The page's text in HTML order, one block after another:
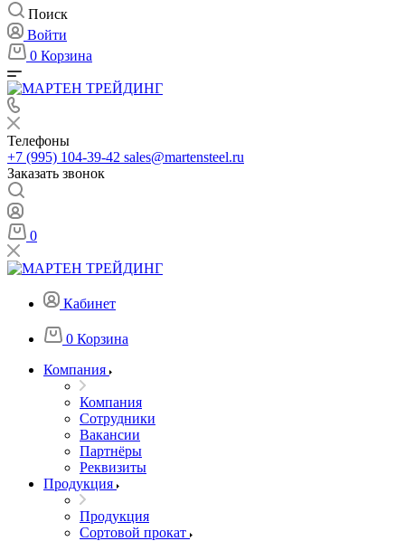
Поиск
Войти
0 Корзина
Телефоны
+7 (995) 104-39-42 sales@martensteel.ru
Заказать звонок
0
Кабинет
0 Корзина
Компания
Компания
Сотрудники
Вакансии
Партнёры
Реквизиты
Продукция
Продукция
Сортовой прокат